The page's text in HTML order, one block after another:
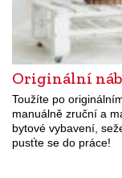
Originální
Toužíte po
manuálně zruční a
bytové vybavení,
pusťte se do práce!